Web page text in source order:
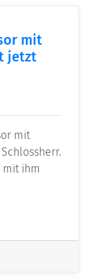
mit
jetzt
mit
mit ihm